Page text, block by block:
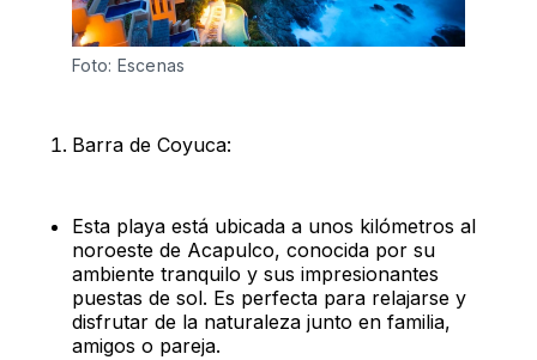
Foto: Escenas
Barra de Coyuca:
Esta playa está ubicada a unos kilómetros al
noroeste de Acapulco, conocida por su
ambiente tranquilo y sus impresionantes
puestas de sol. Es perfecta para relajarse y
disfrutar de la naturaleza junto en familia,
amigos o pareja.